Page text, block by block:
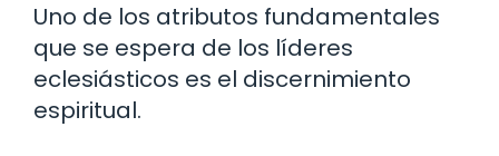
Uno de los atributos fundamentales
que se espera de los líderes
eclesiásticos es el discernimiento
espiritual.